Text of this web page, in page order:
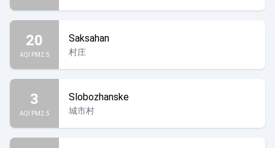
20
AQI PM2.5
Saksahan
村庄
3
AQI PM2.5
Slobozhanske
城市村